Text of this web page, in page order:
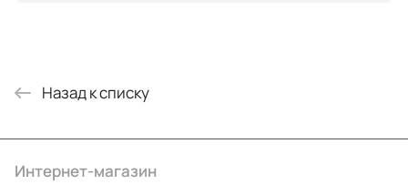
Назад к списку
Интернет-магазин